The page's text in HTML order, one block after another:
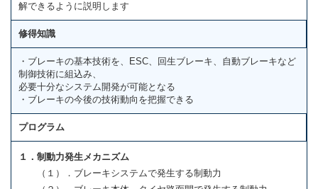
解できるように説明します
修得知識
・ブレーキの基本技術を、ESC、回生ブレーキ、自動ブレーキなど
制御技術に組込み、
必要十分なシステム開発が可能となる
・ブレーキの今後の技術動向を把握できる
プログラム
１．制動力発生メカニズム
（１）．ブレーキシステムで発生する制動力